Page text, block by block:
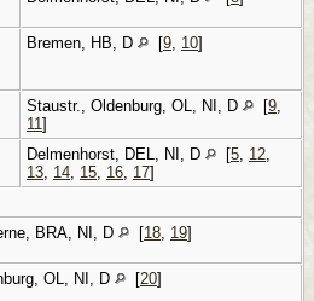
Bremen, HB, D [9 10]
Staustr., Oldenburg, OL, NI, D [9
11 ]
Delmenhorst, DEL, NI, D [5 12
13 14 15 16 17]
BRA, NI, D [18 19]
OL, NI, D [20]